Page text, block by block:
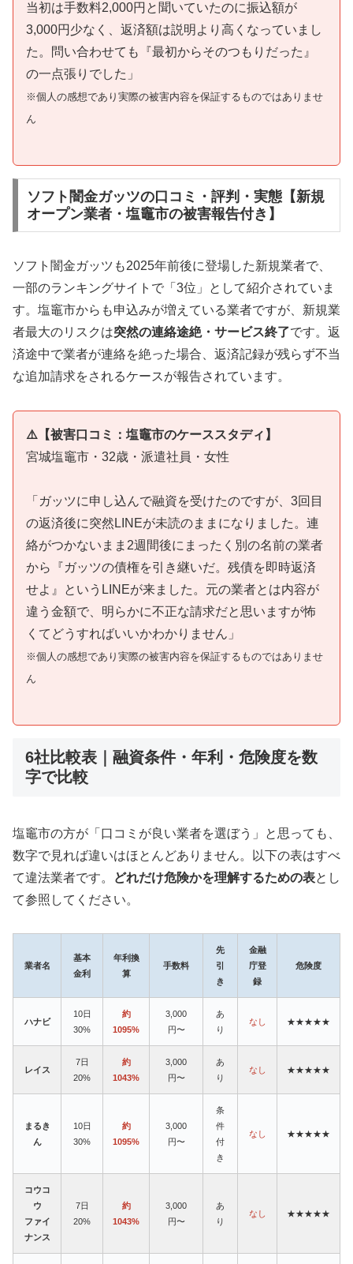
当初は手数料2,000円と聞いていたのに振込額が
3,000円少なく、返済額は説明より高くなっていまし
た。問い合わせても『最初からそのつもりだった』
の一点張りでした」
※個人の感想であり実際の被害内容を保証するものではありませ
ん
ソフト闇金ガッツの口コミ・評判・実態【新規
オープン業者・塩竈市の被害報告付き】
ソフト闇金ガッツも2025年前後に登場した新規業者で、
一部のランキングサイトで「3位」として紹介されていま
す。塩竈市からも申込みが増えている業者ですが、新規業
者最大のリスクは突然の連絡途絶・サービス終了です。返
済途中で業者が連絡を絶った場合、返済記録が残らず不当
な追加請求をされるケースが報告されています。
⚠️【被害口コミ：塩竈市のケーススタディ】
宮城塩竈市・32歳・派遣社員・女性
「ガッツに申し込んで融資を受けたのですが、3回目
の返済後に突然LINEが未読のままになりました。連
絡がつかないまま2週間後にまったく別の名前の業者
から『ガッツの債権を引き継いだ。残債を即時返済
せよ』というLINEが来ました。元の業者とは内容が
違う金額で、明らかに不正な請求だと思いますが怖
くてどうすればいいかわかりません」
※個人の感想であり実際の被害内容を保証するものではありませ
ん
6社比較表｜融資条件・年利・危険度を数
字で比較
塩竈市の方が「口コミが良い業者を選ぼう」と思っても、
数字で見れば違いはほとんどありません。以下の表はすべ
て違法業者です。
どれだけ危険かを理解するための表とし
て参照してください。
業者名
基本
金利
年利換
算
手数料
先
引
き
金融
庁登
録
危険度
ハナビ
10日
30%
約
1095%
3,000
円〜
あ
り
なし ★★★★★
レイス
7日
20%
約
1043%
3,000
円〜
あ
り
なし ★★★★★
まるき
ん
10日
30%
約
1095%
3,000
円〜
条
件
付
き
なし ★★★★★
コウコ
ウ
ファイ
ナンス
7日
20%
約
1043%
3,000
円〜
あ
り
なし ★★★★★